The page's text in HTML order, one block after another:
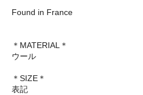
Found in France
＊MATERIAL＊
ウール
＊SIZE＊
表記